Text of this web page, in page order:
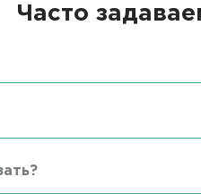
Часто